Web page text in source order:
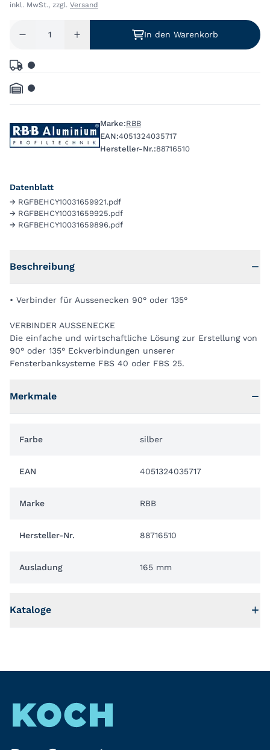
inkl. MwSt., zzgl. Versand
In den Warenkorb
Marke:RBB
EAN:4051324035717
Hersteller-Nr.:88716510
Datenblatt
→ RGFBEHCY10031659921.pdf
→ RGFBEHCY10031659925.pdf
→ RGFBEHCY10031659896.pdf
Beschreibung
• Verbinder für Aussenecken 90° oder 135°
VERBINDER AUSSENECKE
Die einfache und wirtschaftliche Lösung zur Erstellung von
90° oder 135° Eckverbindungen unserer
Fensterbanksysteme FBS 40 oder FBS 25.
Merkmale
Farbe silber
EAN 4051324035717
Marke RBB
Hersteller-Nr. 88716510
Ausladung 165 mm
Kataloge